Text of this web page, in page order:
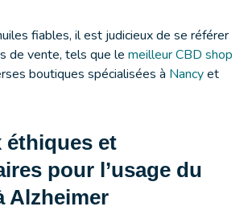
fiables, il est judicieux de se référer
de vente, tels que le meilleur CBD shop
boutiques spécialisées à Nancyet
éthiques et
pour l’usage du
Alzheimer